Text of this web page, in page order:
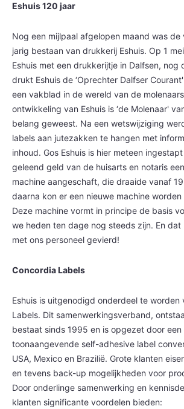
Eshuis 120 jaar
Nog een mijlpaal afgelopen maand was de
jarig bestaan van drukkerij Eshuis. Op 1
Eshuis met een drukkerijtje in Dalfsen, nog
drukt Eshuis de ‘Oprechter Dalfser Courant'
een vakblad in de wereld van de
ontwikkeling van Eshuis is ‘de Molenaar'
belang geweest. Na een wetswijziging
labels aan jutezakken te hangen met
inhoud. Gos Eshuis is hier meteen
geleend geld van de huisarts en notaris
machine aangeschaft, die draaide vanaf
daarna kon er een nieuwe machine
Deze machine vormt in principe de basis
we heden ten dage nog steeds zijn. En
met ons personeel gevierd!
Concordia Labels
Eshuis is uitgenodigd onderdeel te worden
Labels. Dit samenwerkingsverband,
bestaat sinds 1995 en is opgezet door een
toonaangevende self-adhesive label
USA, Mexico en Brazilië. Grote klanten
en tevens back-up mogelijkheden voor
Door onderlinge samenwerking en
klanten significante voordelen bieden: